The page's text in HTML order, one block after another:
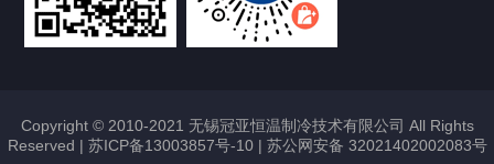
VOCs冷凝回收装置
Copyright © 2010-2021 无锡冠亚恒温制冷技术有限公司 All Rights
Reserved | 苏ICP备13003857号-10| 苏公网安备 32021402002083号